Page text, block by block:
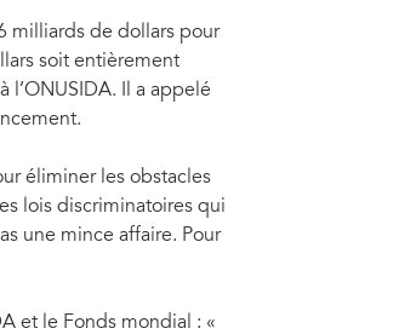
milliards de dollars pour
soit entièrement
l’ONUSIDA. Il a appelé
éliminer les obstacles
lois discriminatoires qui
une mince affaire. Pour
et le Fonds mondial : «